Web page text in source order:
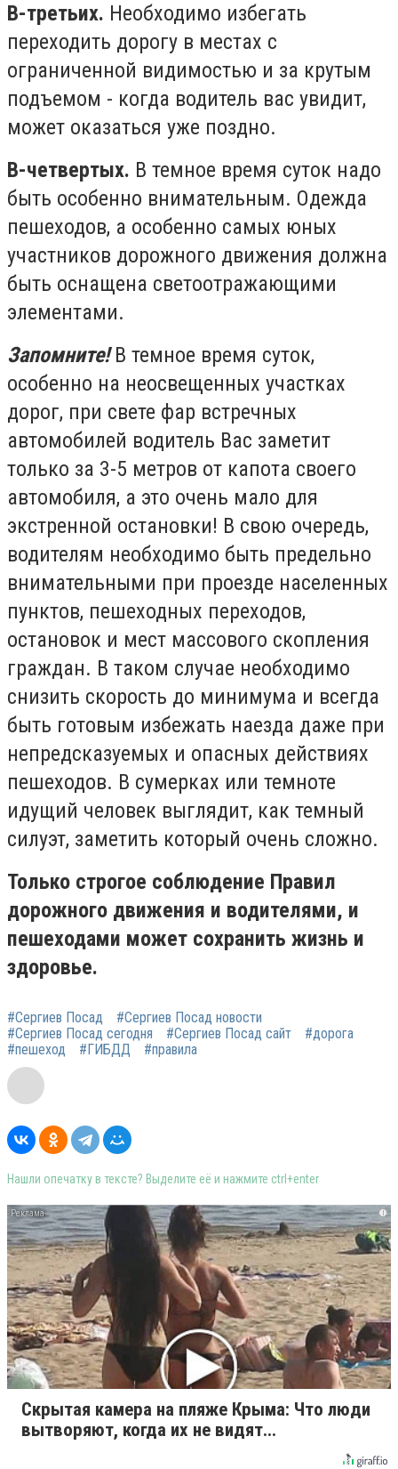
В-третьих. Необходимо избегать
переходить дорогу в местах с
ограниченной видимостью и за крутым
подъемом - когда водитель вас увидит,
может оказаться уже поздно.
В-четвертых. В темное время суток надо
быть особенно внимательным. Одежда
пешеходов, а особенно самых юных
участников дорожного движения должна
быть оснащена светоотражающими
элементами.
Запомните!В темное время суток,
особенно на неосвещенных участках
дорог, при свете фар встречных
автомобилей водитель Вас заметит
только за 3-5 метров от капота своего
автомобиля, а это очень мало для
экстренной остановки! В свою очередь,
водителям необходимо быть предельно
внимательными при проезде населенных
пунктов, пешеходных переходов,
остановок и мест массового скопления
граждан. В таком случае необходимо
снизить скорость до минимума и всегда
быть готовым избежать наезда даже при
непредсказуемых и опасных действиях
пешеходов. В сумерках или темноте
идущий человек выглядит, как темный
силуэт, заметить который очень сложно.
Только строгое соблюдение Правил
дорожного движения и водителями, и
пешеходами может сохранить жизнь и
здоровье.
#Сергиев Посад
#Сергиев Посад новости
#Сергиев Посад сегодня
#Сергиев Посад сайт
#дорога
#пешеход
#ГИБДД #правила
Нашли опечатку в тексте? Выделите её и нажмите ctrl+enter
i
Скрытая камера на пляже Крыма: Что люди
вытворяют, когда их не видят...